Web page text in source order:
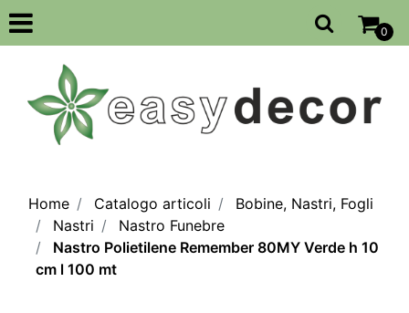
Open
0
Home Catalogo articoli
Bobine, Nastri, Fogli
Nastri
Nastro Funebre
Nastro Polietilene Remember 80MY Verde h 10
cm l 100 mt